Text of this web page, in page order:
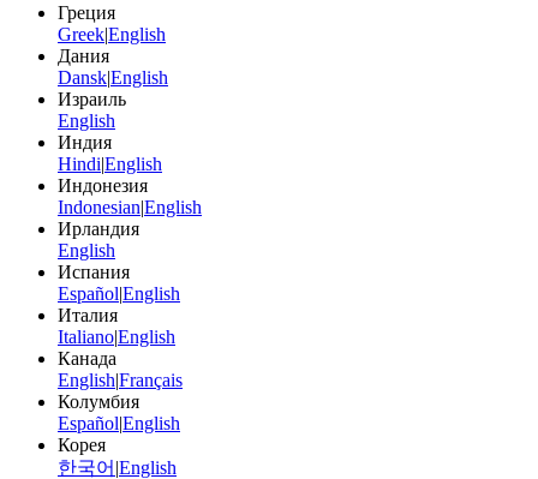
Греция
Greek|English
Дания
Dansk|English
Израиль
English
Индия
Hindi|English
Индонезия
Indonesian|English
Ирландия
English
Испания
Español|English
Италия
Italiano|English
Канада
English|Français
Колумбия
Español|English
Корея
한국어 |English